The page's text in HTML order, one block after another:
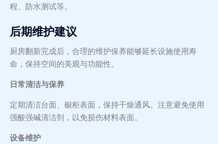
程、防水测试等。
后期维护建议
厨房翻新完成后，合理的维护保养能够延长设施使用寿
命，保持空间的美观与功能性。
日常清洁与保养
定期清洁台面、橱柜表面，保持干燥通风。注意避免使用
强酸强碱清洁剂，以免损伤材料表面。
设备维护